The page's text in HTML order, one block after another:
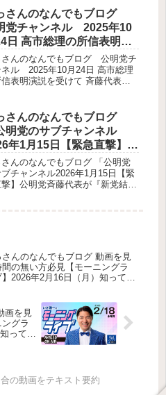
一】元フジ解説委員と中
革連合の現役議員が語る
ースの裏側と日本改革の
テキスト要約
【安倍宏行×伊佐進一】元フジ解
員と中道改革連合の現役議員が語
ュースの裏側と日本改革の壁≫を
ト要約安倍宏行氏の経歴とメデ
の裏側現在の国会運営と高市政権
価野党の審議拒否について高市政
現状国民生活への政策が進まない
物価高対策がほぼ進んでいない食
ディアの問題点大手メディアが生
窮を理解していない中傷動画・早
ークン問題ネットと政治の危うい
道改革連合への提言（安倍氏）
「期待値は高いが、攻め方がま
い」政策通の強みを活かし、もっ
的に攻めるべきテレビ局の政治
さんのなんでもブログ
党チャンネル 2025年10
日 高市総理の所信表明演
受けて 斉藤代表ぶら下が
見をテキスト要約
さんのなんでもブログ 公明党チ
ネル 2025年10月24日 高市総理
表明演説を受けて 斉藤代表ぶ
下がり会見を行いました。所信表
説への主な評価と懸念（斉藤代表
点指摘）政治改革への言及なし給
不実施と物価高対策少数意見へ
慮今後の国会対応と代表質問の焦
策協議への懸念
さんのなんでもブログ
明党のサブチャンネル
年1月15日【緊急直撃】公
斉藤代表が『新党結成』
側を激白！」をテキスト
さんのなんでもブログ 「公明党
チャンネル2026年1月15日【緊
】公明党斉藤代表が『新党結
た背景は何だったのか。そして、
党はこれからどこへ向かうのか。
結成の理由と背景中道とは何か
藤代表の定義）なぜ立憲民主党と
への回答政策の違い（安保・原
への懸念について公明党は無くな
？野田佳彦氏の“高市総理に一
る”発言について立憲と戦って
明党代表としての“最後の出演”
さんのなんでもブログ 動画を見
間の無い方必見【モーニングラ
】2026年2月16日（月）知ってほ
ニュース / 生配信 / 中道動画 】
キスト要約
画を見
グラ
ってほ
の動画をテキスト要約